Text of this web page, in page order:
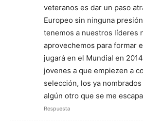
veteranos es dar un paso
Europeo sin ninguna
tenemos a nuestros líderes
aprovechemos para formar
jugará en el Mundial en
jovenes a que empiezen a
selección, los ya
algún otro que se me
Respuesta